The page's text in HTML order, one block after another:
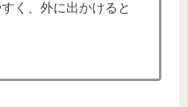
く、外に出かけると